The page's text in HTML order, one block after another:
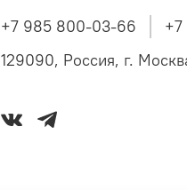
+7 985 800-03-66
+7
129090, Россия, г.